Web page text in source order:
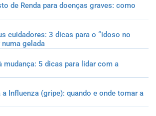
de Renda para doenças graves: como
cuidadores: 3 dicas para o “idoso no
numa gelada
mudança: 5 dicas para lidar com a
Influenza (gripe): quando e onde tomar a